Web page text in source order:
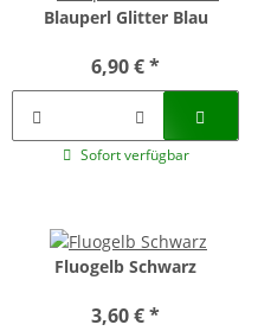
Blauperl Glitter Blau
6,90 €*
Sofort verfügbar
Fluogelb Schwarz
3,60 €*